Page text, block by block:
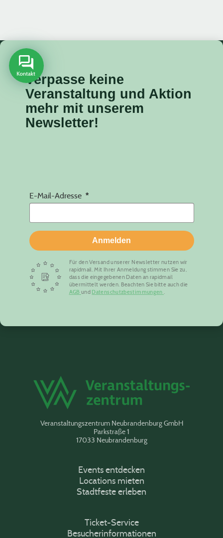
Verpasse keine
Veranstaltung und Aktion
mehr mit unserem
Newsletter!
E-Mail-Adresse
Anmelden
Für den Versand unserer Newsletter nutzen wir
rapidmail. Mit Ihrer Anmeldung stimmen Sie zu,
dass die eingegebenen Daten an rapidmail
übermittelt werden. Beachten Sie bitte auch die
AGB und Datenschutzbestimmungen
Veranstaltungszentrum Neubrandenburg GmbH
Parkstraße 1
17033 Neubrandenburg
Events entdecken
Locations mieten
Stadtfeste erleben
Ticket-Service
Besucherinformationen